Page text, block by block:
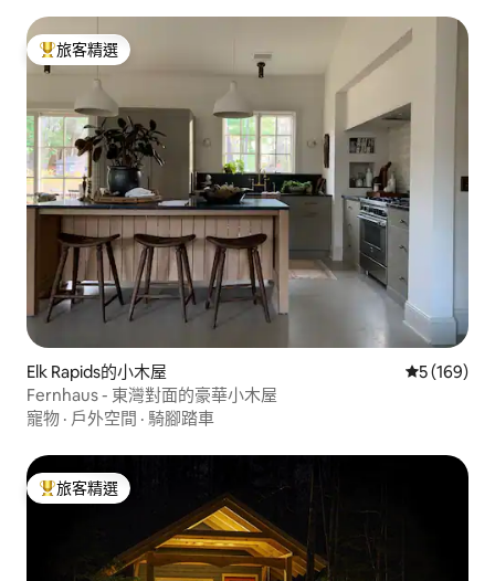
旅客精選榜首
旅客精選
Elk Rapids的小木屋 從 169 則評
5 (169)
Fernhaus - 東灣對面的豪華小木屋
寵物 · 戶外空間 · 騎腳踏車
旅客精選榜首
旅客精選